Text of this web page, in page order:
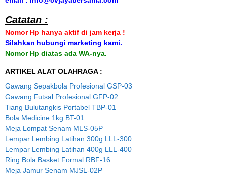
Catatan :
Nomor Hp hanya aktif di jam kerja !
Silahkan hubungi marketing kami.
Nomor Hp diatas ada WA-nya.
ARTIKEL ALAT OLAHRAGA :
Gawang Sepakbola Profesional GSP-03
Gawang Futsal Profesional GFP-02
Tiang Bulutangkis Portabel TBP-01
Bola Medicine 1kg BT-01
Meja Lompat Senam MLS-05P
Lempar Lembing Latihan 300g LLL-300
Lempar Lembing Latihan 400g LLL-400
Ring Bola Basket Formal RBF-16
Meja Jamur Senam MJSL-02P